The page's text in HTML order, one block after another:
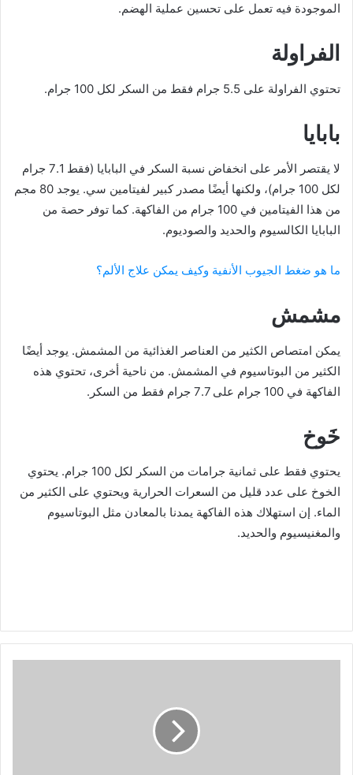
الموجودة فيه تعمل على تحسين عملية الهضم.
الفراولة
تحتوي الفراولة على 5.5 جرام فقط من السكر لكل 100 جرام.
بابايا
لا يقتصر الأمر على انخفاض نسبة السكر في البابايا (فقط 7.1 جرام
لكل 100 جرام)، ولكنها أيضًا مصدر كبير لفيتامين سي. يوجد 80 مجم
من هذا الفيتامين في 100 جرام من الفاكهة. كما توفر حصة من
البابايا الكالسيوم والحديد والصوديوم.
ما هو ضغط الجيوب الأنفية وكيف يمكن علاج الألم؟
مشمش
يمكن امتصاص الكثير من العناصر الغذائية من المشمش. يوجد أيضًا
الكثير من البوتاسيوم في المشمش. من ناحية أخرى، تحتوي هذه
الفاكهة في 100 جرام على 7.7 جرام فقط من السكر.
خَوخ
يحتوي فقط على ثمانية جرامات من السكر لكل 100 جرام. يحتوي
الخوخ على عدد قليل من السعرات الحرارية ويحتوي على الكثير من
الماء. إن استهلاك هذه الفاكهة يمدنا بالمعادن مثل البوتاسيوم
والمغنيسيوم والحديد.